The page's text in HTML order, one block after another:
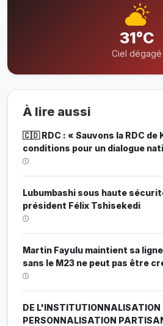
31°C
Ciel dégagé
À lire aussi
🇨🇩 RDC : « Sauvons la RDC de
conditions pour un dialogue
Lubumbashi sous haute
président Félix Tshisekedi
Martin Fayulu maintient sa
sans le M23 ne peut pas être
DE L'INSTITUTIONNALISATION
PERSONNALISATION